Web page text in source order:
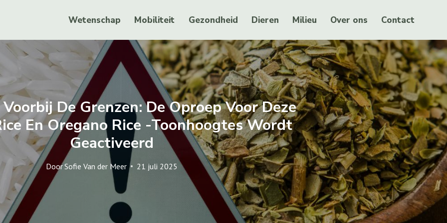
Wetenschap Mobiliteit Gezondheid Dieren Milieu Over ons Contact
De Grenzen: De Oproep Voor Deze
En Oregano Rice -toonhoogtes Wordt
Geactiveerd
DoorSofie Van der Meer 21 juli 2025